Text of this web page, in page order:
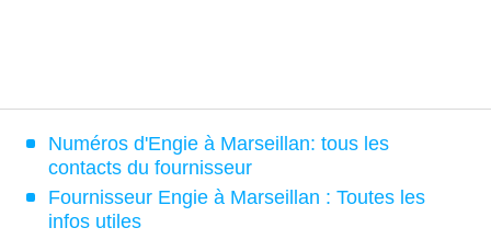
Numéros d'Engie à Marseillan: tous les
contacts du fournisseur
Fournisseur Engie à Marseillan : Toutes les
infos utiles